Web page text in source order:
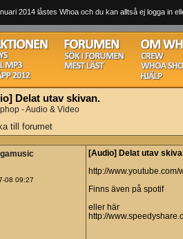
2014 låstes Whoa och du kan alltså ej logga in
Delat utav skivan.
- Audio & Video
till forumet
08 09:27
[Audio] Delat utav
http://
Finns även på spotif
eller här
http://